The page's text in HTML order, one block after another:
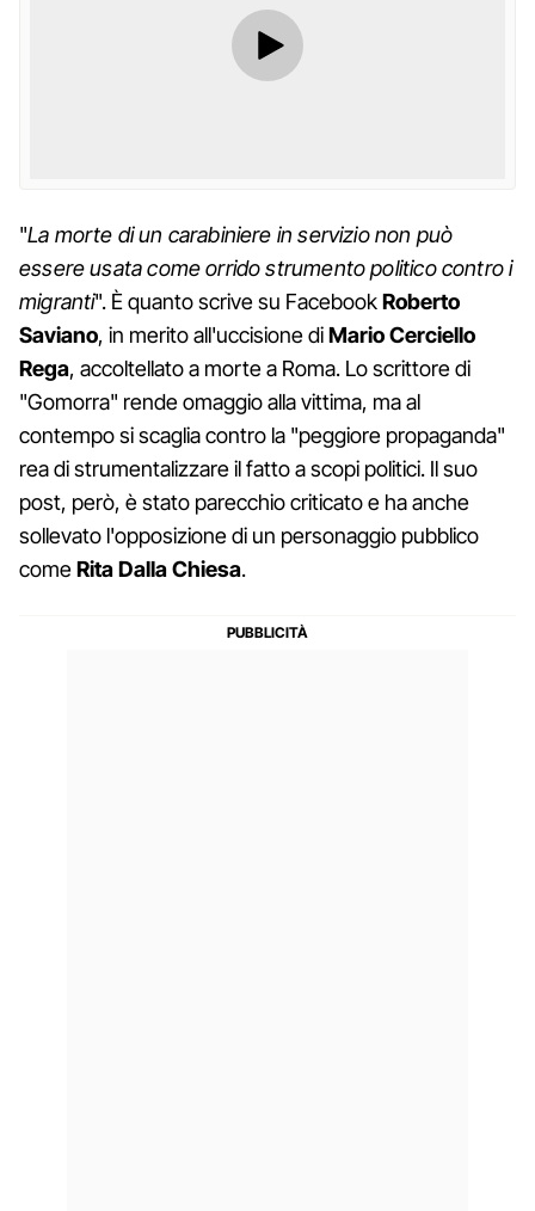
"La morte di un carabiniere in servizio non può
essere usata come orrido strumento politico contro i
migranti". È quanto scrive su FacebookRoberto
Saviano, in merito all'uccisione diMario Cerciello
Rega, accoltellato a morte a Roma. Lo scrittore di
"Gomorra" rende omaggio alla vittima, ma al
contempo si scaglia contro la "peggiore propaganda"
rea di strumentalizzare il fatto a scopi politici. Il suo
post, però, è stato parecchio criticato e ha anche
sollevato l'opposizione di un personaggio pubblico
comeRita Dalla Chiesa.